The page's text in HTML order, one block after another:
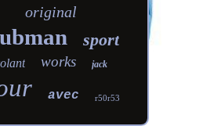
original
sport
works jack
avec r50r53